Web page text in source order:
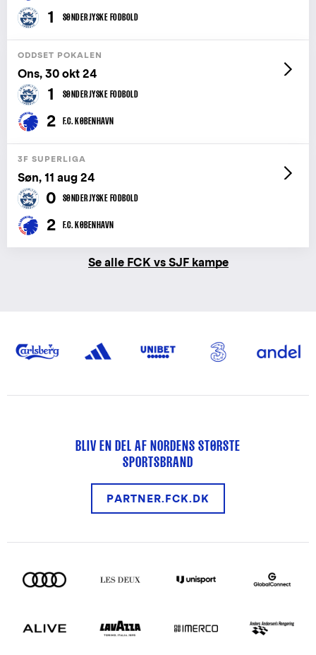
1 SØNDERJYSKE FODBOLD
ODDSET POKALEN
Ons, 30 okt 24
1 SØNDERJYSKE FODBOLD
2 F.C. KØBENHAVN
3F SUPERLIGA
Søn, 11 aug 24
0 SØNDERJYSKE FODBOLD
2 F.C. KØBENHAVN
Se alle FCK vs SJF kampe
BLIV EN DEL AF NORDENS STØRSTE
SPORTSBRAND
PARTNER.FCK.DK